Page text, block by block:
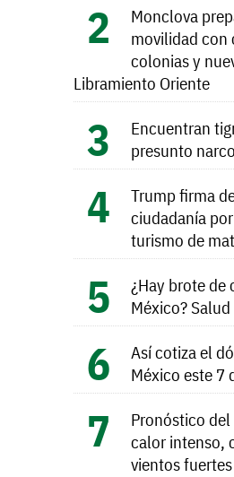
Monclova
movilidad con
colonias y
Libramiento Oriente
Encuentran
presunto
Trump firma
ciudadanía
turismo de
¿Hay brote de
México?
Así cotiza el
México este 7
Pronóstico
calor intenso,
vientos fuertes